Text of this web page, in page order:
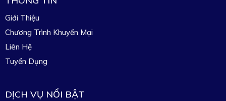
Giới Thiệu
Chương Trình Khuyến Mại
Liên Hệ
Tuyển Dụng
DỊCH VỤ NỔI BẬT